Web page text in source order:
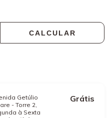
CALCULAR
Getúlio
- Torre 2,
à Sexta
Grátis